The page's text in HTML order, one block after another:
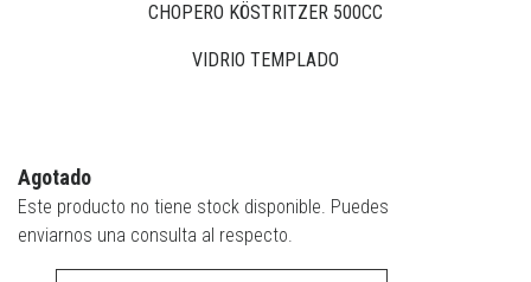
CHOPERO KÖSTRITZER 500CC
VIDRIO TEMPLADO
Agotado
Este producto no tiene stock disponible. Puedes
enviarnos una consulta al respecto.